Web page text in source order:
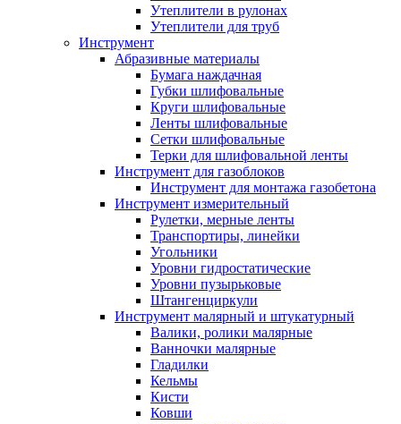
Утеплители в рулонах
Утеплители для труб
Инструмент
Абразивные материалы
Бумага наждачная
Губки шлифовальные
Круги шлифовальные
Ленты шлифовальные
Сетки шлифовальные
Терки для шлифовальной ленты
Инструмент для газоблоков
Инструмент для монтажа газобетона
Инструмент измерительный
Рулетки, мерные ленты
Транспортиры, линейки
Угольники
Уровни гидростатические
Уровни пузырьковые
Штангенциркули
Инструмент малярный и штукатурный
Валики, ролики малярные
Ванночки малярные
Гладилки
Кельмы
Кисти
Ковши